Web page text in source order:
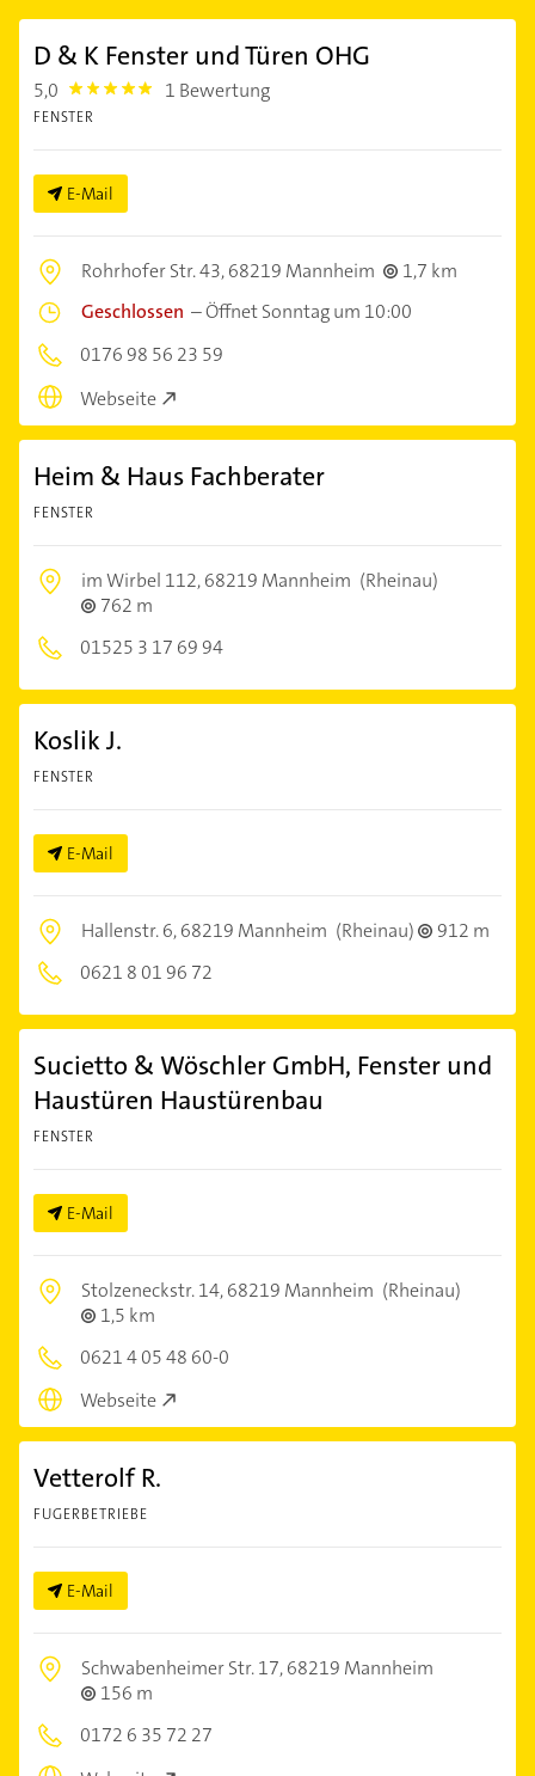
D & K Fenster und Türen OHG
5,0 5.0 1 Bewertung
FENSTER
E-Mail
Rohrhofer Str. 43,68219 Mannheim
1,7 km
Geschlossen –Öffnet Sonntag um 10:00
0176 98 56 23 59
Webseite
Heim & Haus Fachberater
FENSTER
im Wirbel 112,68219 Mannheim (Rheinau)
762 m
01525 3 17 69 94
Koslik J.
FENSTER
E-Mail
Hallenstr. 6,68219 Mannheim (Rheinau)
912 m
0621 8 01 96 72
Sucietto & Wöschler GmbH, Fenster und
Haustüren Haustürenbau
FENSTER
E-Mail
Stolzeneckstr. 14,68219 Mannheim (Rheinau)
1,5 km
0621 4 05 48 60-0
Webseite
Vetterolf R.
FUGERBETRIEBE
E-Mail
Schwabenheimer Str. 17,68219 Mannheim
156 m
0172 6 35 72 27